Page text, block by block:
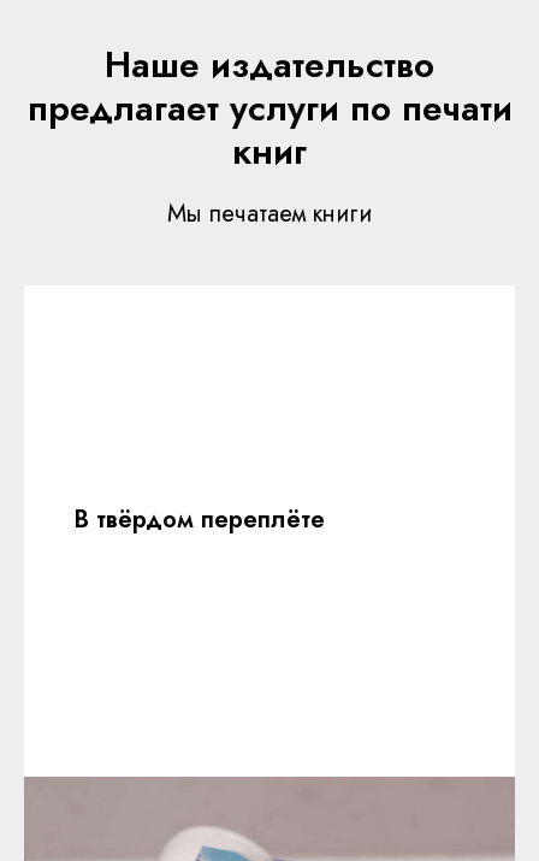
Наше издательство
предлагает услуги по печати
книг
Мы печатаем книги
В твёрдом переплёте